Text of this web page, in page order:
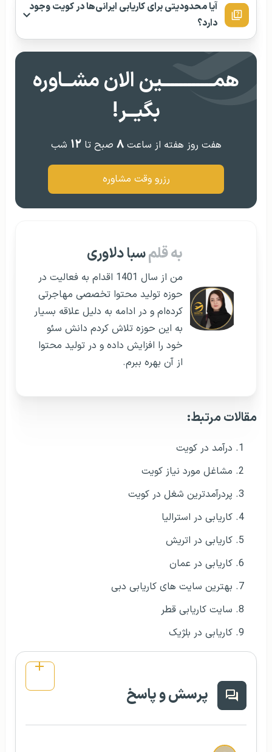
آیا محدودیتی برای کاریابی ایرانی‌ها در کویت وجود
دارد؟
همــــــــــــین الان مشــاوره
بگیــر!
هفت روز هفته از ساعت۸ صبح تا۱۲ شب
رزرو وقت مشاوره
به قلمسبا دلاوری
من از سال 1401 اقدام به فعالیت در
حوزه تولید محتوا تخصصی مهاجرتی
کرده‌ام و در ادامه به دلیل علاقه بسیار
به این حوزه تلاش کردم دانش سئو
خود را افزایش داده و در تولید محتوا
از آن بهره ببرم.
مقالات مرتبط:
درآمد در کویت
مشاغل مورد نیاز کویت
پردرآمدترین شغل در کویت
کاریابی در استرالیا
کاریابی در اتریش
کاریابی در عمان
بهترین سایت های کاریابی دبی
سایت کاریابی قطر
کاریابی در بلژیک
پرسش و پاسخ